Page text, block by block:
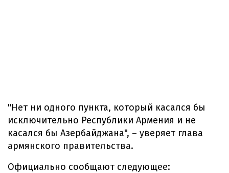
"Нет ни одного пункта, который касался бы
исключительно Республики Армения и не
касался бы Азербайджана", – уверяет глава
армянского правительства.
Официально сообщают следующее: